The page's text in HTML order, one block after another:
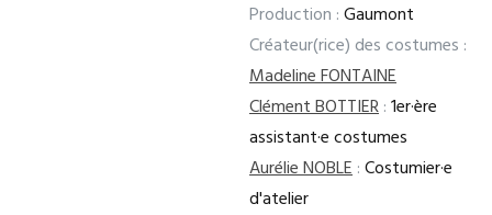
Production :Gaumont
Créateur(rice) des costumes :
Madeline FONTAINE
Clément BOTTIER:1er·ère
assistant·e costumes
Aurélie NOBLE:Costumier·e
d'atelier